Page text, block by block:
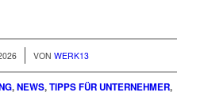
VON WERK13
,NEWS,TIPPS FÜR UNTERNEHMER,